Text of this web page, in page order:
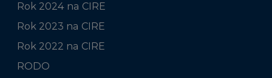
Rok 2024 na CIRE
Rok 2023 na CIRE
Rok 2022 na CIRE
RODO